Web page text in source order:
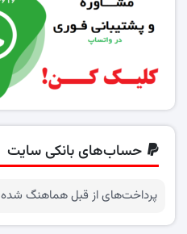
حساب‌های بانکی سایت
پرداخت‌های از قبل هماهنگ شده